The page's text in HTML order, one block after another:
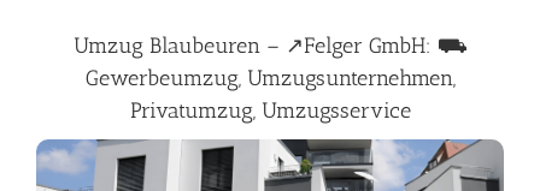
Umzug Blaubeuren – ↗️Felger GmbH: ⛟
Gewerbeumzug, Umzugsunternehmen,
Privatumzug, Umzugsservice